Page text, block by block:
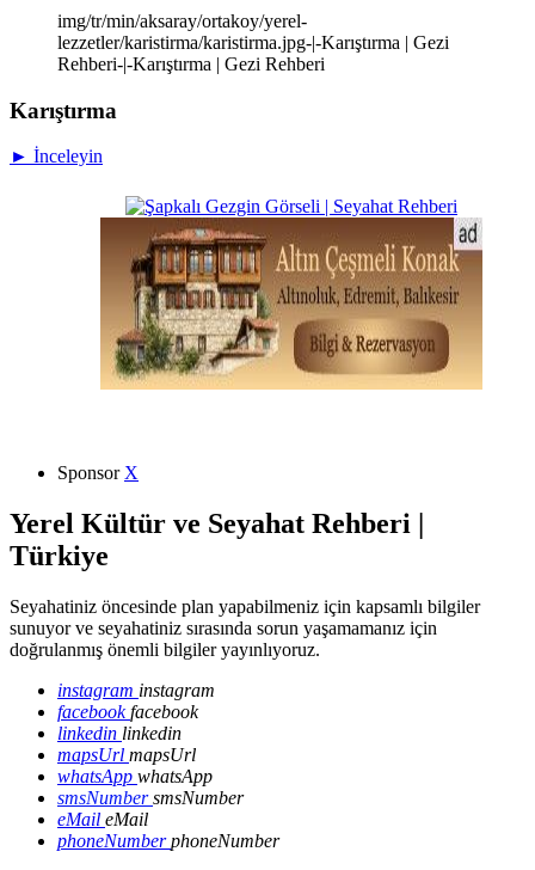
img/tr/min/aksaray/ortakoy/yerel-
lezzetler/karistirma/karistirma.jpg-|-Karıştırma | Gezi
Rehberi-|-Karıştırma | Gezi Rehberi
Karıştırma
► İnceleyin
SponsorX
Yerel Kültür ve Seyahat Rehberi |
Türkiye
Seyahatiniz öncesinde plan yapabilmeniz için kapsamlı bilgiler
sunuyor ve seyahatiniz sırasında sorun yaşamamanız için
doğrulanmış önemli bilgiler yayınlıyoruz.
instagram instagram
facebookfacebook
linkedin linkedin
mapsUrl mapsUrl
whatsApp whatsApp
smsNumbersmsNumber
eMail eMail
phoneNumberphoneNumber